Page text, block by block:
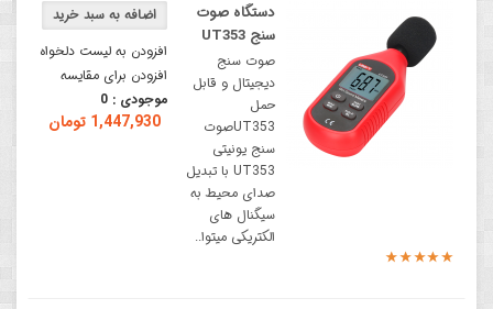
افزودن به لیست دلخواه
افزودن برای مقایسه
موجودی : 0
1,447,930 تومان
دستگاه صوت
سنج UT353
صوت سنج
دیجیتال و قابل
حمل
UT353صوت
سنج یونیتی
UT353 با تبدیل
صدای محیط به
سیگنال های
الکتریکی میتوا..